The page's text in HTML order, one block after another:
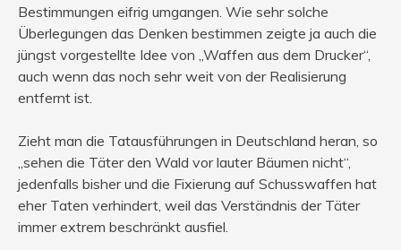
Bestimmungen eifrig umgangen. Wie sehr solche
Überlegungen das Denken bestimmen zeigte ja auch die
jüngst vorgestellte Idee von „Waffen aus dem Drucker“,
auch wenn das noch sehr weit von der Realisierung
entfernt ist.
Zieht man die Tatausführungen in Deutschland heran, so
„sehen die Täter den Wald vor lauter Bäumen nicht“,
jedenfalls bisher und die Fixierung auf Schusswaffen hat
eher Taten verhindert, weil das Verständnis der Täter
immer extrem beschränkt ausfiel.